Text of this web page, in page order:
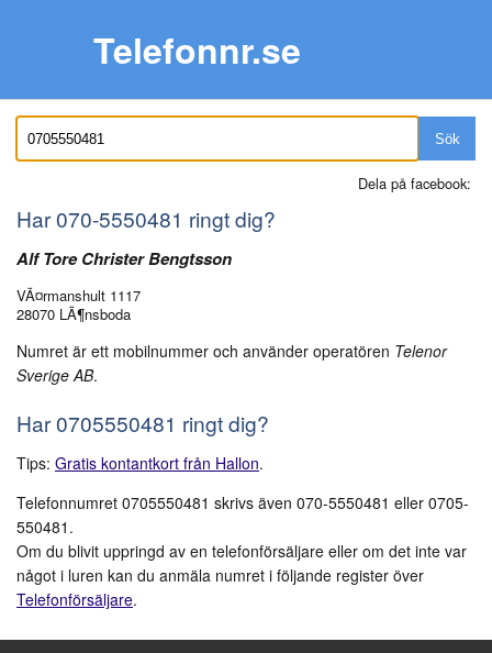
Telefonnr.se
Sök
Dela på facebook:
Har070-5550481 ringt dig?
Alf Tore Christer Bengtsson
VÃ¤rmanshult 1117
28070 LÃ¶nsboda
Numret är ett mobilnummer och använder operatören Telenor
Sverige AB.
Har 0705550481 ringt dig?
Tips: Gratis kontantkort från Hallon.
Telefonnumret 0705550481 skrivs även 070-5550481 eller 0705-
550481.
Om du blivit uppringd av en telefonförsäljare eller om det inte var
något i luren kan du anmäla numret i följande register över
Telefonförsäljare.